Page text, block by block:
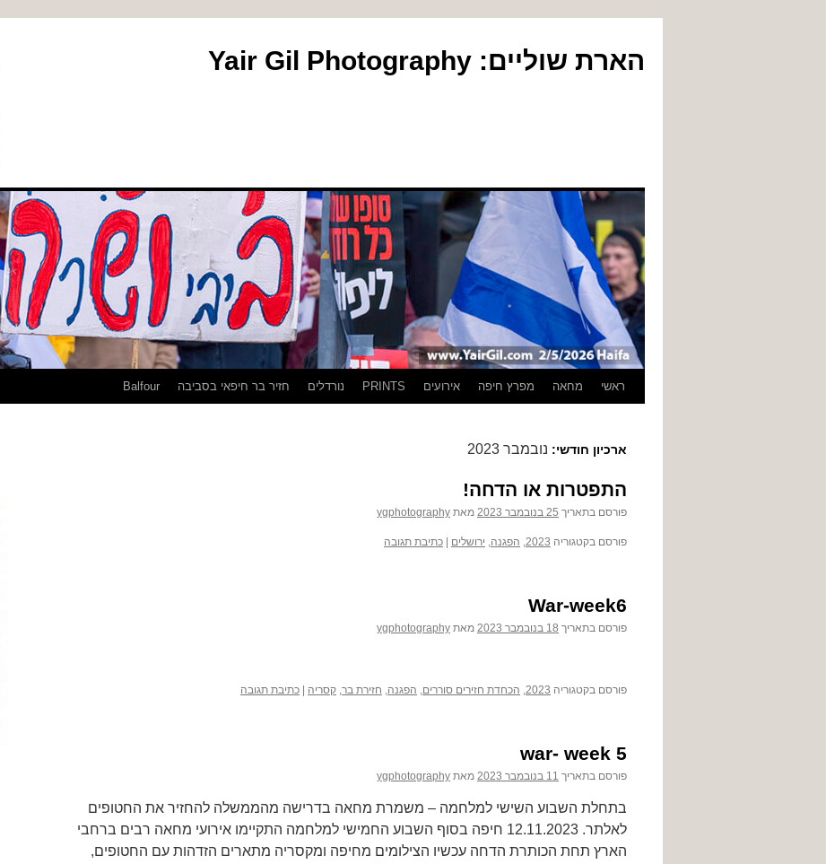
הארת שוליים: Yair Gil Photography
לדלגראשי מחאה מפרץ חיפה אירועים PRINTS נורדלים חזיר בר חיפאי בסביבה Balfour
ארכיון חודשי: נובמבר 2023
התפטרות או הדחה!
פורסם בתאריך 25 בנובמבר 2023 מאת ygphotography
פורסם בקטגוריה 2023
, הפגנה, ירושלים כתיבת תגובה
War-week6
פורסם בתאריך 18 בנובמבר 2023 מאת ygphotography
פורסם בקטגוריה 2023
, הכחדת חזירים סוררים, הפגנה, חזירת בר, קסריה כתיבת תגובה
war- week 5
פורסם בתאריך 11 בנובמבר 2023 מאת ygphotography
בתחלת השבוע השישי למלחמה – משמרת מחאה בדרישה מהממשלה להחזיר את החטופים
לאלתר. 12.11.2023 חיפה בסוף השבוע החמישי למלחמה התקיימו אירועי מחאה רבים ברחבי
הארץ תחת הכותרת הדחה עכשיו הצילומים מחיפה ומקסריה מתארים הזדהות עם החטופים,